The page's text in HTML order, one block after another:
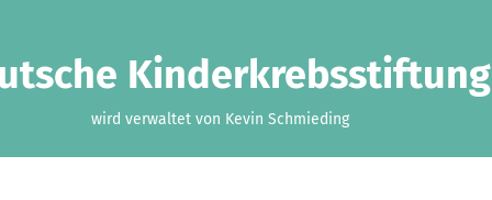
Kinderkrebsstiftung
wird verwaltet von Kevin Schmieding